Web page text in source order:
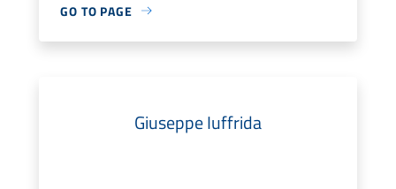
GO TO PAGE
Giuseppe Iuffrida